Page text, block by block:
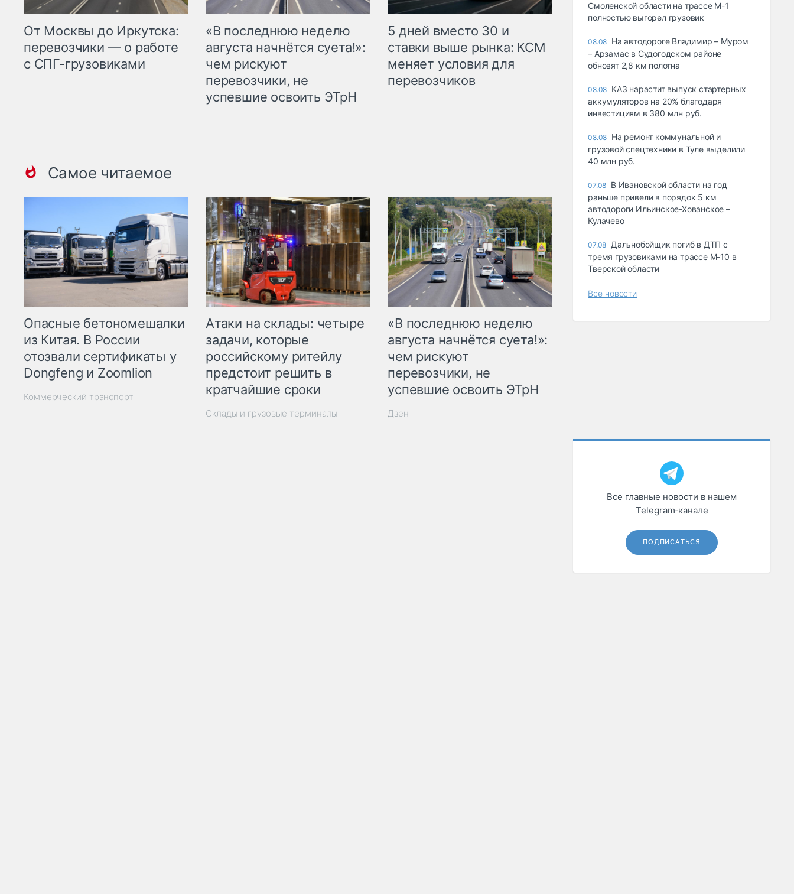
От Москвы до Иркутска:
перевозчики — о работе
с СПГ-грузовиками
«В последнюю неделю
августа начнётся суета!»:
чем рискуют
перевозчики, не
успевшие освоить ЭТрН
5 дней вместо 30 и
ставки выше рынка: КСМ
меняет условия для
перевозчиков
Самое читаемое
Опасные бетономешалки
из Китая. В России
отозвали сертификаты у
Dongfeng и Zoomlion
Коммерческий транспорт
Атаки на склады: четыре
задачи, которые
российскому ритейлу
предстоит решить в
кратчайшие сроки
Склады и грузовые терминалы
«В последнюю неделю
августа начнётся суета!»:
чем рискуют
перевозчики, не
успевшие освоить ЭТрН
Дзен
Смоленской области на трассе М-1
полностью выгорел грузовик
08.08 На автодороге Владимир – Муром
– Арзамас в Судогодском районе
обновят 2,8 км полотна
08.08 КАЗ нарастит выпуск стартерных
аккумуляторов на 20% благодаря
инвестициям в 380 млн руб.
08.08 На ремонт коммунальной и
грузовой спецтехники в Туле выделили
40 млн руб.
07.08 В Ивановской области на год
раньше привели в порядок 5 км
автодороги Ильинское-Хованское –
Кулачево
07.08 Дальнобойщик погиб в ДТП с
тремя грузовиками на трассе М-10 в
Тверской области
Все новости
Все главные новости в нашем
Telegram‑канале
ПОДПИСАТЬСЯ